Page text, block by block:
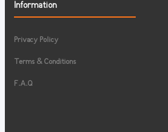
Information
Privacy Policy
Terms & Conditions
F.A.Q